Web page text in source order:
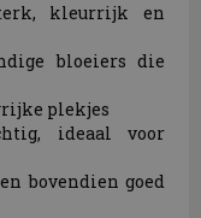
kleurrijk en
bloeiers die
plekjes
ideaal voor
bovendien goed